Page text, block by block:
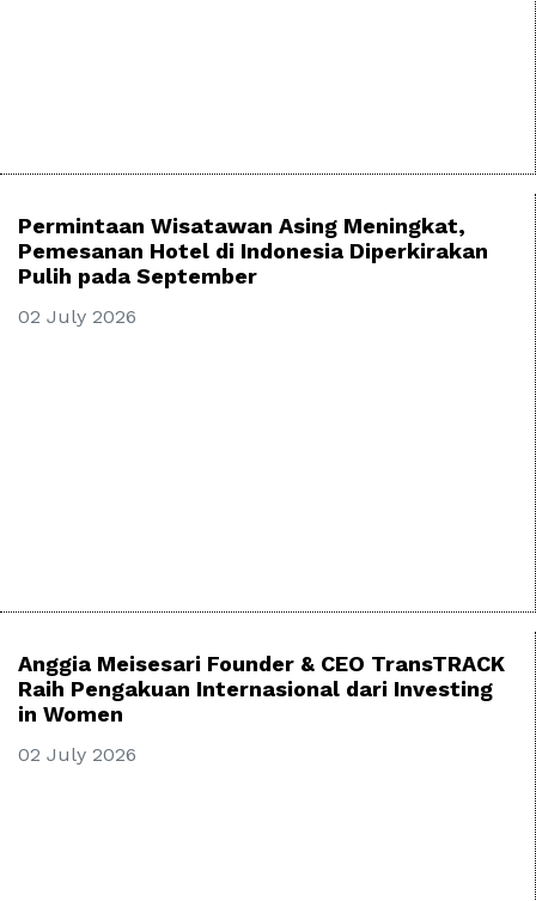
Permintaan Wisatawan Asing Meningkat,
Pemesanan Hotel di Indonesia Diperkirakan
Pulih pada September
02 July 2026
Anggia Meisesari Founder & CEO TransTRACK
Raih Pengakuan Internasional dari Investing
in Women
02 July 2026